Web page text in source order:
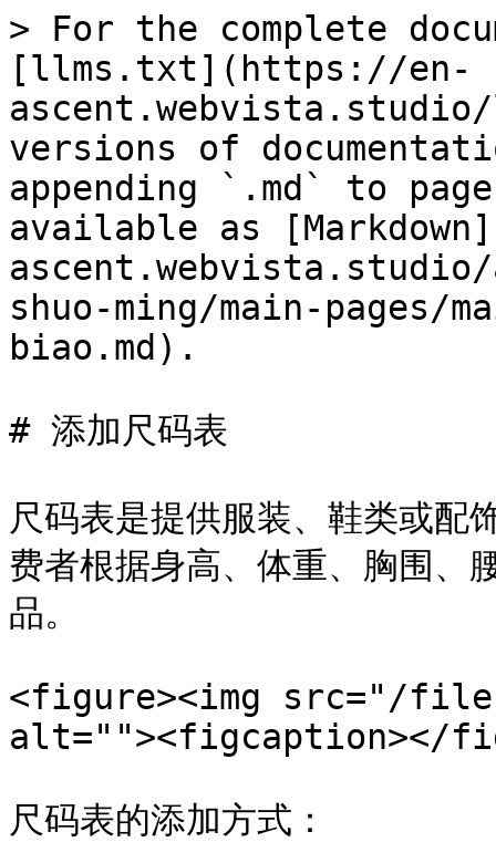
> For the complete
[llms.txt](https://en-
versions of
appending `.md` to
available as
ascent.webvista.studio/
shuo-ming/main-
biao.md).
# 添加尺码表
尺码表是提供服装、鞋类或配
费者根据身高、体重、胸围、
品。
<figure><img src="/files/
alt=""><figcaption></
尺码表的添加方式：